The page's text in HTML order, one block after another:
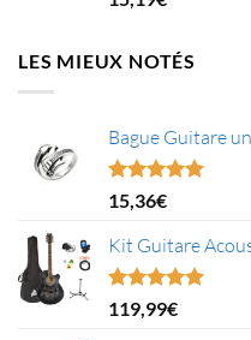
sur 5
LES MIEUX NOTÉS
Bague Guitare
Note5.00
sur 5
15,36€
Kit Guitare
Note5.00
sur 5
119,99€